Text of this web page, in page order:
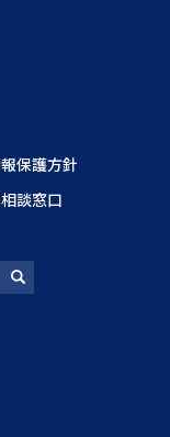
保護方針
談窓口